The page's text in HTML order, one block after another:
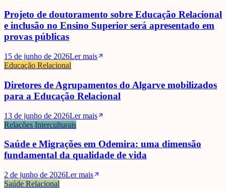
Projeto de doutoramento sobre Educação Relacional
e inclusão no Ensino Superior será apresentado em
provas públicas
15 de junho de 2026Ler mais
Educação Relacional
Diretores de Agrupamentos do Algarve mobilizados
para a Educação Relacional
13 de junho de 2026Ler mais
Relações Interculturais
Saúde e Migrações em Odemira: uma dimensão
fundamental da qualidade de vida
2 de junho de 2026Ler mais
Saúde Relacional